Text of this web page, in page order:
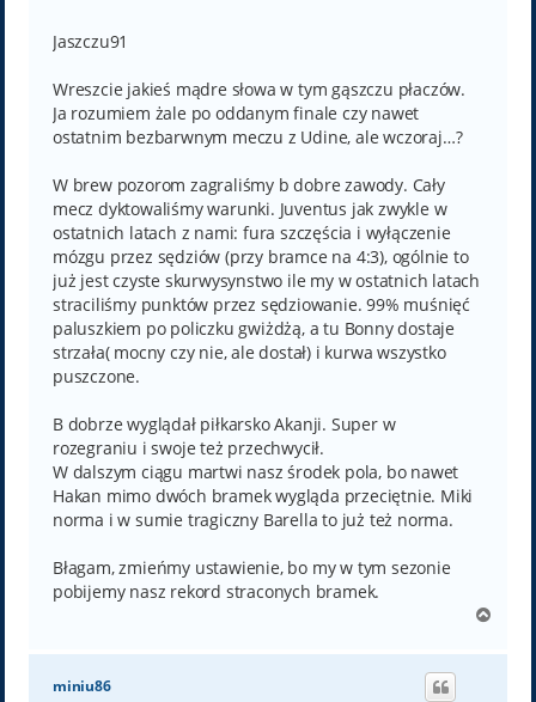
t
Jaszczu91
Wreszcie jakieś mądre słowa w tym gąszczu płaczów.
Ja rozumiem żale po oddanym finale czy nawet
ostatnim bezbarwnym meczu z Udine, ale wczoraj…?
W brew pozorom zagraliśmy b dobre zawody. Cały
mecz dyktowaliśmy warunki. Juventus jak zwykle w
ostatnich latach z nami: fura szczęścia i wyłączenie
mózgu przez sędziów (przy bramce na 4:3), ogólnie to
już jest czyste skurwysynstwo ile my w ostatnich latach
straciliśmy punktów przez sędziowanie. 99% muśnięć
paluszkiem po policzku gwiżdżą, a tu Bonny dostaje
strzała( mocny czy nie, ale dostał) i kurwa wszystko
puszczone.
B dobrze wyglądał piłkarsko Akanji. Super w
rozegraniu i swoje też przechwycił.
W dalszym ciągu martwi nasz środek pola, bo nawet
Hakan mimo dwóch bramek wygląda przeciętnie. Miki
norma i w sumie tragiczny Barella to już też norma.
Błagam, zmieńmy ustawienie, bo my w tym sezonie
pobijemy nasz rekord straconych bramek.
g
miniu86